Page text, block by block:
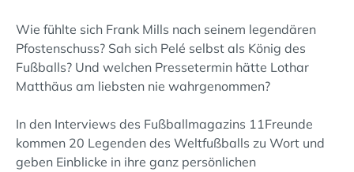
Wie fühlte sich Frank Mills nach seinem legendären
Pfostenschuss? Sah sich Pelé selbst als König des
Fußballs? Und welchen Pressetermin hätte Lothar
Matthäus am liebsten nie wahrgenommen?
In den Interviews des Fußballmagazins 11Freunde
kommen 20 Legenden des Weltfußballs zu Wort und
geben Einblicke in ihre ganz persönlichen